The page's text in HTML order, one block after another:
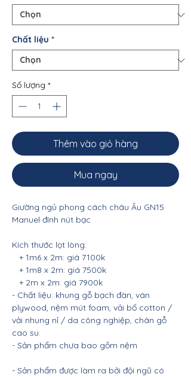
Chất liệu *
Số lượng *
Thêm vào giỏ hàng
Mua ngay
Giường ngủ phong cách châu Âu GN15
Manuel đính nút bạc
Kích thước lọt lòng:
+ 1m6 x 2m: giá 7100k
+ 1m8 x 2m: giá 7500k
+ 2m x 2m: giá 7900k
- Chất liệu: khung gỗ bạch đàn, ván
plywood, nệm mút foam, vải bố cotton /
vải nhung nỉ / da công nghiệp, chân gỗ
cao su.
- Sản phẩm chưa bao gồm nệm
- Sản phẩm được làm ra bởi đội ngũ có